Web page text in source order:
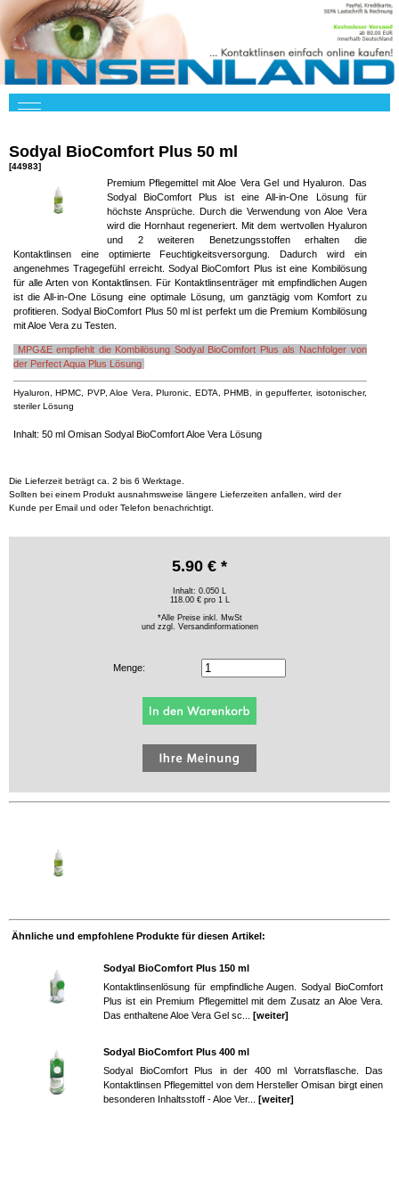
Sodyal BioComfort Plus 50 ml
[44983]
Premium Pflegemittel mit Aloe Vera Gel und Hyaluron. Das
Sodyal BioComfort Plus ist eine All-in-One Lösung für
höchste Ansprüche. Durch die Verwendung von Aloe Vera
wird die Hornhaut regeneriert. Mit dem wertvollen Hyaluron
und 2 weiteren Benetzungsstoffen erhalten die
Kontaktlinsen eine optimierte Feuchtigkeitsversorgung. Dadurch wird ein
angenehmes Tragegefühl erreicht. Sodyal BioComfort Plus ist eine Kombilösung
für alle Arten von Kontaktlinsen. Für Kontaktlinsenträger mit empfindlichen Augen
ist die All-in-One Lösung eine optimale Lösung, um ganztägig vom Komfort zu
profitieren. Sodyal BioComfort Plus 50 ml ist perfekt um die Premium Kombilösung
mit Aloe Vera zu Testen.
MPG&E empfiehlt die Kombilösung Sodyal BioComfort Plus als Nachfolger von
der Perfect Aqua Plus Lösung
Hyaluron, HPMC, PVP, Aloe Vera, Pluronic, EDTA, PHMB, in gepufferter, isotonischer,
steriler Lösung
Inhalt: 50 ml Omisan Sodyal BioComfort Aloe Vera Lösung
Die Lieferzeit beträgt ca. 2 bis 6 Werktage.
Sollten bei einem Produkt ausnahmsweise längere Lieferzeiten anfallen, wird der
Kunde per Email und oder Telefon benachrichtigt.
5.90 € *
Inhalt: 0.050 L
118.00 € pro 1 L
*Alle Preise inkl. MwSt
und zzgl. Versandinformationen
Menge:
Ähnliche und empfohlene Produkte für diesen Artikel:
Sodyal BioComfort Plus 150 ml
Kontaktlinsenlösung für empfindliche Augen. Sodyal BioComfort
Plus ist ein Premium Pflegemittel mit dem Zusatz an Aloe Vera.
Das enthaltene Aloe Vera Gel sc... [weiter]
Sodyal BioComfort Plus 400 ml
Sodyal BioComfort Plus in der 400 ml Vorratsflasche. Das
Kontaktlinsen Pflegemittel von dem Hersteller Omisan birgt einen
besonderen Inhaltsstoff - Aloe Ver... [weiter]